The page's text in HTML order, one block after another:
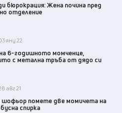
бюрокрация: Жена почина пред
отделение
яну 22
6-годишното момченце,
с метална тръба от дядо си
авг 21
шофьор помете две момичета на
спирка